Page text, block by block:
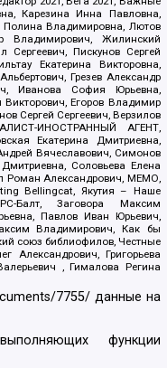
Карезина Инна Павловна,
Владимировна, Лютов
Владимирович, Жилинский
Пискунов Сергей
Екатерина Викторовна,
Грезев Александр
Иванова София Юрьевна,
Егоров Владимир
Сергей Сергеевич, Верзилов
ИНОСТРАННЫЙ АГЕНТ,
Екатерина Дмитриевна,
Вячеславович, Симонов
Соловьева Елена
Роман Александрович, МЕМО,
Bellingcat, Якутия – Наше
Балт, Заговора Максим
Павлов Иван Юрьевич,
Владимирович, Как бы
союз библиофилов, Честные
Александрович, Григорьева
, Гималова Регина
7755/ данные на
функции